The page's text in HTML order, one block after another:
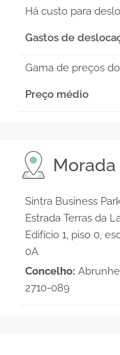
Há custo para
Gastos de
Gama de preços
Preço médio
Morada
Sintra Business
Estrada Terras da
Edifício 1, piso 0,
0A
Concelho:
2710-089